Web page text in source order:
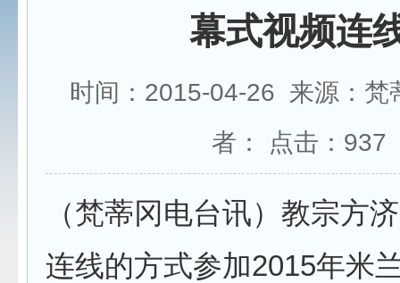
幕式视频连
时间：2015-04-26 来源：
者： 点击： 937
（梵蒂冈电台讯）教宗方
连线的方式参加2015年米